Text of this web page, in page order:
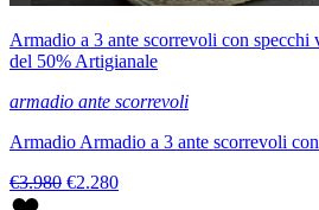
Armadio a 3 ante scorrevoli con
del 50% Artigianale
armadio ante scorrevoli
Armadio Armadio a 3 ante scorrevoli
€3.980 €2.280